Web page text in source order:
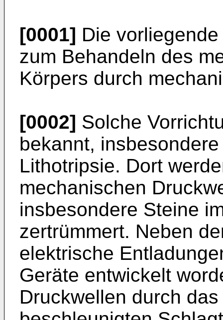
[0001] Die
zum Behandeln des
Körpers durch
[0002] Solche
bekannt,
Lithotripsie. Dort
mechanischen
insbesondere Steine
zertrümmert. Neben
elektrische
Geräte entwickelt
Druckwellen durch